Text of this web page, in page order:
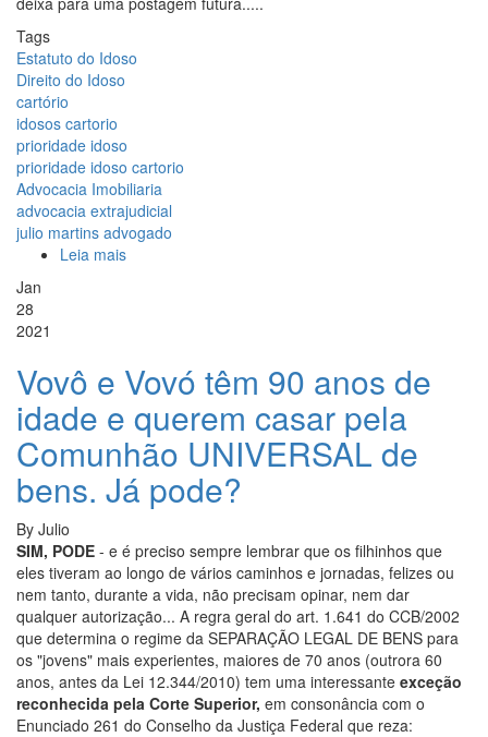
Tags
Estatuto do Idoso
Direito do Idoso
cartório
idosos cartorio
prioridade idoso
prioridade idoso cartorio
Advocacia Imobiliaria
advocacia extrajudicial
julio martins advogado
Leia mais
nos
Mas
e
o
Estatuto
Jan
28
2021
Vovô e Vovó têm 90 anos de
idade e querem casar pela
Comunhão UNIVERSAL de
bens. Já pode?
By Julio
SIM, PODE - e é preciso sempre lembrar que os filhinhos que
eles tiveram ao longo de vários caminhos e jornadas, felizes ou
nem tanto, durante a vida, não precisam opinar, nem dar
qualquer autorização... A regra geral do art. 1.641 do CCB/2002
que determina o regime da SEPARAÇÃO LEGAL DE BENS para
os "jovens" mais experientes, maiores de 70 anos (outrora 60
anos, antes da Lei 12.344/2010) tem uma interessante exceção
reconhecida pela Corte Superior, em consonância com o
Enunciado 261 do Conselho da Justiça Federal que reza: